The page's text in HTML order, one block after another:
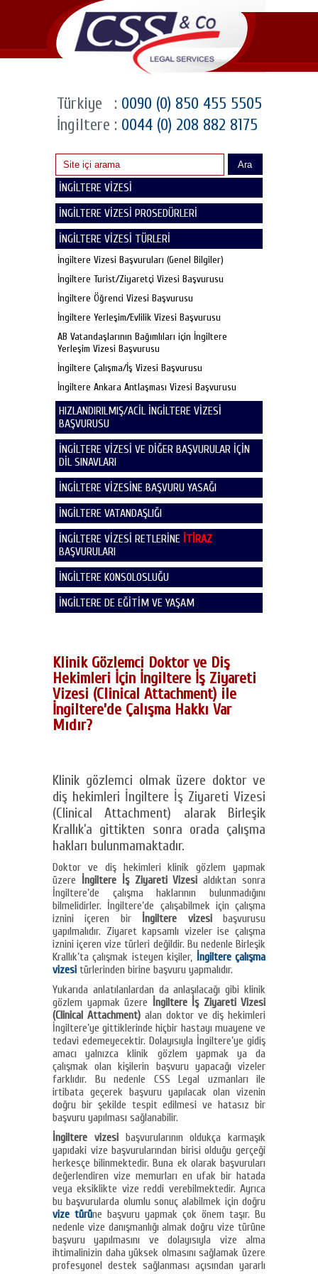
Türkiye : 0090 (0) 850 455 5505
İngiltere : 0044 (0) 208 882 8175
Ara
İNGİLTERE VİZESİ
İNGİLTERE VİZESİ PROSEDÜRLERİ
İNGİLTERE VİZESİ TÜRLERİ
İngiltere Vizesi Başvuruları (Genel Bilgiler)
İngiltere Turist/Ziyaretçi Vizesi Başvurusu
İngiltere Öğrenci Vizesi Başvurusu
İngiltere Yerleşim/Evlilik Vizesi Başvurusu
AB Vatandaşlarının Bağımlıları için İngiltere
Yerleşim Vizesi Başvurusu
İngiltere Çalışma/İş Vizesi Başvurusu
İngiltere Ankara Antlaşması Vizesi Başvurusu
HIZLANDIRILMIŞ/ACİL İNGİLTERE VİZESİ
BAŞVURUSU
İNGİLTERE VİZESİ VE DİĞER BAŞVURULAR İÇİN
DİL SINAVLARI
İNGİLTERE VİZESİNE BAŞVURU YASAĞI
İNGİLTERE VATANDAŞLIĞI
İNGİLTERE VİZESİ RETLERİNE İTİRAZ
BAŞVURULARI
İNGİLTERE KONSOLOSLUĞU
İNGİLTERE DE EĞİTİM VE YAŞAM
Klinik Gözlemci Doktor ve Diş
Hekimleri İçin İngiltere İş Ziyareti
Vizesi (Clinical Attachment) ile
İngiltere’de Çalışma Hakkı Var
Mıdır?
Klinik gözlemci olmak üzere doktor ve
diş hekimleri İngiltere İş Ziyareti Vizesi
(Clinical Attachment) alarak Birleşik
Krallık’a gittikten sonra orada çalışma
hakları bulunmamaktadır.
Doktor ve diş hekimleri klinik gözlem yapmak
üzere
İngiltere İş Ziyareti Vizesialdıktan sonra
İngiltere’de çalışma haklarının bulunmadığını
bilmelidirler. İngiltere’de çalışabilmek için çalışma
iznini içeren bir İngiltere vizesibaşvurusu
yapılmalıdır. Ziyaret kapsamlı vizeler ise çalışma
iznini içeren vize türleri değildir. Bu nedenle Birleşik
Krallık’ta çalışmak isteyen kişiler, İngiltere çalışma
vizesi türlerinden birine başvuru yapmalıdır.
Yukarıda anlatılanlardan da anlaşılacağı gibi klinik
gözlem yapmak üzere İngiltere İş Ziyareti Vizesi
(Clinical Attachment) alan doktor ve diş hekimleri
İngiltere’ye gittiklerinde hiçbir hastayı muayene ve
tedavi edemeyecektir. Dolayısıyla İngiltere’ye gidiş
amacı yalnızca klinik gözlem yapmak ya da
çalışmak olan kişilerin başvuru yapacağı vizeler
farklıdır. Bu nedenle CSS Legal uzmanları ile
irtibata geçerek başvuru yapılacak olan vizenin
doğru bir şekilde tespit edilmesi ve hatasız bir
başvuru yapılması sağlanabilir.
İngiltere vizesibaşvurularının oldukça karmaşık
yapıdaki vize başvurularından birisi olduğu gerçeği
herkesçe bilinmektedir. Buna ek olarak başvuruları
değerlendiren vize memurları en ufak bir hatada
veya eksiklikte vize reddi verebilmektedir. Ayrıca
bu başvurularda olumlu sonuç alabilmek için doğru
vize türüne başvuru yapmak çok önem taşır. Bu
nedenle vize danışmanlığı almak doğru vize türüne
başvuru yapılmasını ve dolayısıyla vize alma
ihtimalinizin daha yüksek olmasını sağlamak üzere
profesyonel destek sağlanması açısından yararlı